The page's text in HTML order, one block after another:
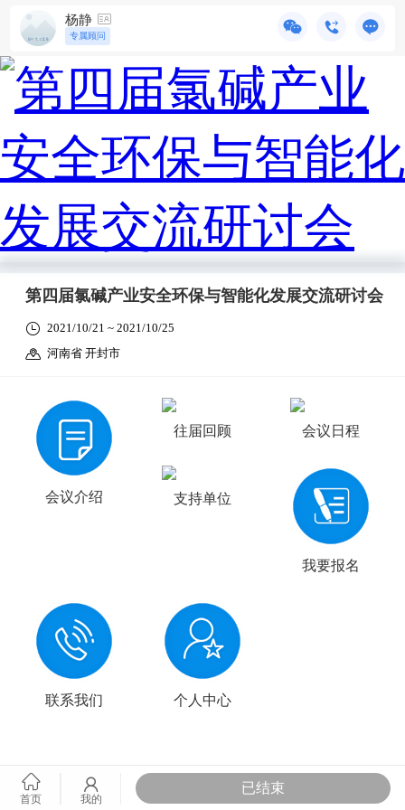
杨静
专属顾问
第四届氯碱产业安全环保与智能化发展交流研讨会
2021/10/21 ~ 2021/10/25
河南省 开封市
会议介绍
往届回顾 会议日程
支持单位
我要报名
联系我们 个人中心
首页 我的
已结束